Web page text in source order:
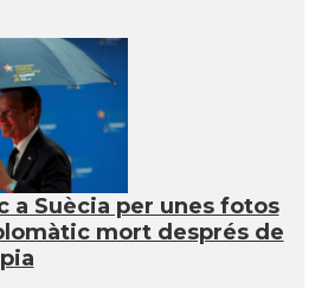
a Suècia per unes fotos
mort després de